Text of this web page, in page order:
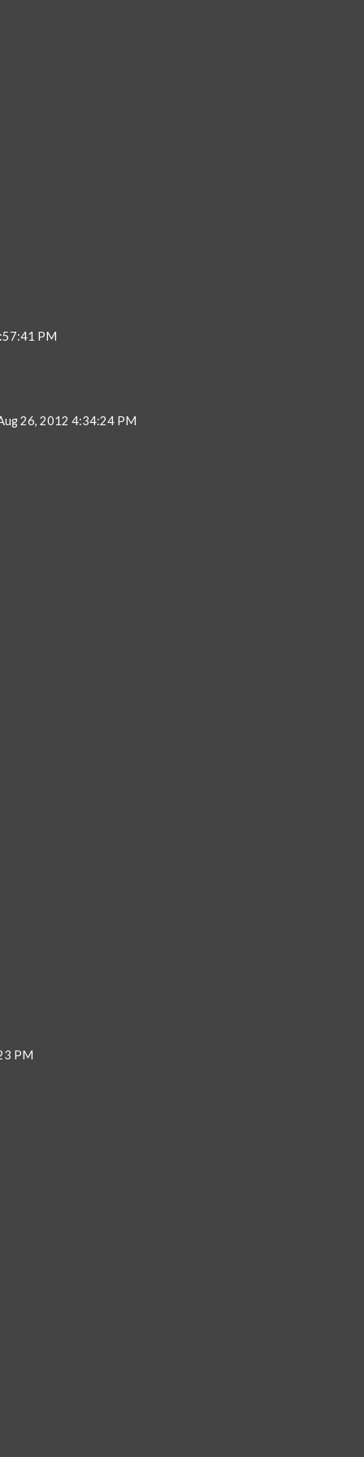
PM
26, 2012 4:34:24 PM
PM